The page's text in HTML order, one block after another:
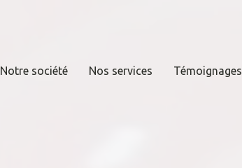
Notre société Nos services Témoignages